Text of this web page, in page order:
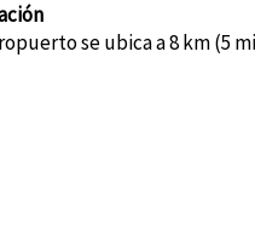
se ubica a 8 km (5